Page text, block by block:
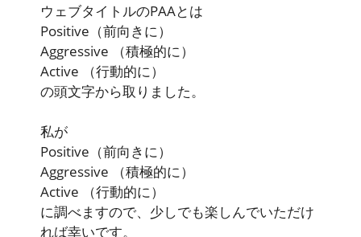
ウェブタイトルのPAAとは
Positive （前向きに）
Aggressive
（積極的に）
Active
（行動的に）
の頭文字から取りました。
私が
Positive （前向きに）
Aggressive
（積極的に）
Active
（行動的に）
に調べますので、少しでも楽しんでいただけ
れば幸いです。